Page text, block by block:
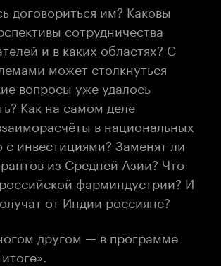
договориться им? Каковы
сотрудничества
и в каких областях? С
может столкнуться
вопросы уже удалось
Как на самом деле
в национальных
с инвестициями? Заменят ли
из Средней Азии? Что
фарминдустрии? И
от Индии россияне?
другом — в программе